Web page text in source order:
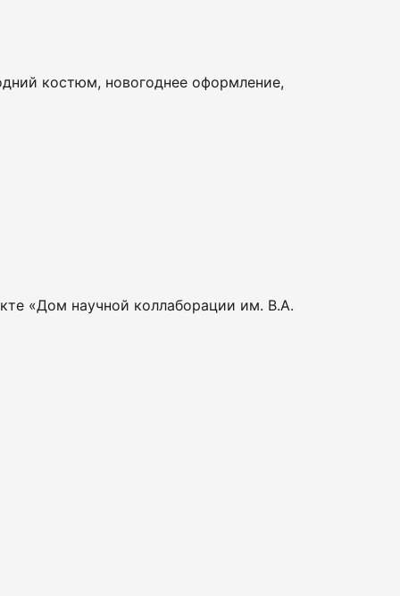
костюм, новогоднее оформление,
«Дом научной коллаборации им. В.А.